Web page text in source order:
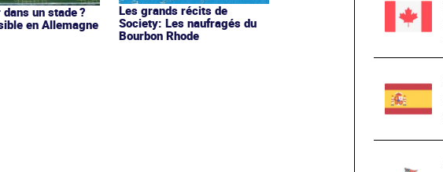
un stade ?
en Allemagne
Les grands récits de
Society: Les naufragés du
Bourbon Rhode